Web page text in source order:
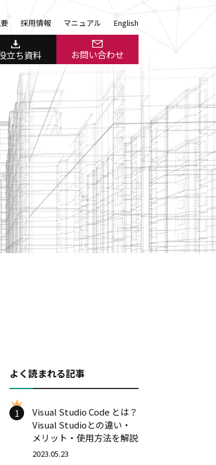
採用情報 マニュアル English
立ち資料 お問い合わせ
よく読まれる記事
1
Visual Studio Code とは？
Visual Studioとの違い・
メリット・使用方法を解説
2023.05.23